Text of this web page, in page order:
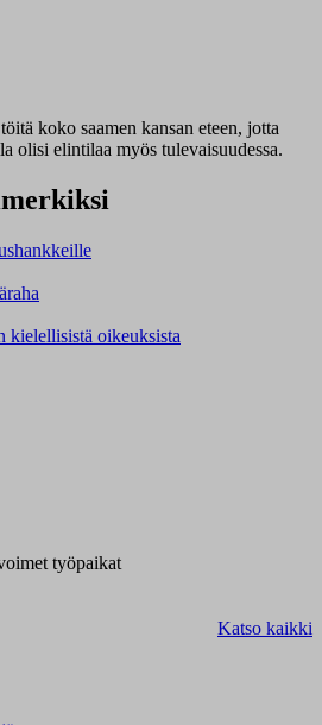
koko saamen kansan eteen, jotta
olisi elintilaa myös tulevaisuudessa.
kielellisistä oikeuksista
työpaikat
Katso kaikki